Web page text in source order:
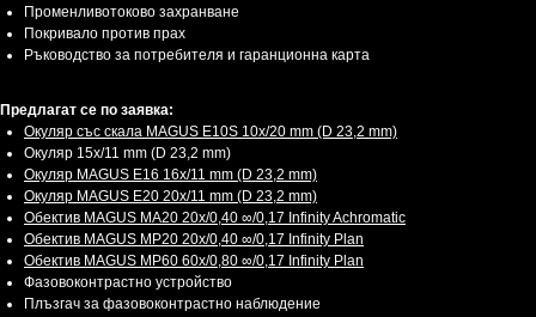
Променливотоково захранване
Покривало против прах
Ръководство за потребителя и гаранционна карта
Предлагат се по заявка:
Окуляр със скала MAGUS E10S 10х/20 mm (D 23,2 mm)
Окуляр 15х/11 mm (D 23,2 mm)
Окуляр MAGUS E16 16х/11 mm (D 23,2 mm)
Окуляр MAGUS E20 20х/11 mm (D 23,2 mm)
Обектив MAGUS MA20 20х/0,40 ∞/0,17 Infinity Achromatic
Обектив MAGUS MP20 20х/0,40 ∞/0,17 Infinity Plan
Обектив MAGUS MP60 60х/0,80 ∞/0,17 Infinity Plan
Фазовоконтрастно устройство
Плъзгач за фазовоконтрастно наблюдение